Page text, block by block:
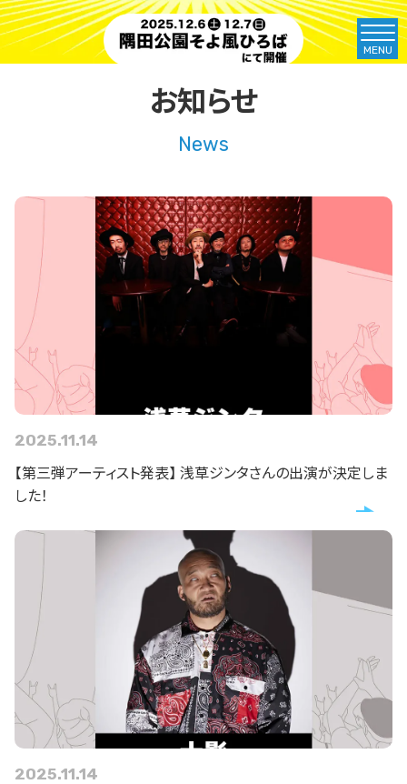
MENU
お知らせ
News
2025.11.14
【第三弾アーティスト発表】 浅草ジンタさんの出演が決定しま
した！
2025.11.14